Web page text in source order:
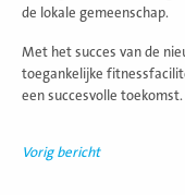
de lokale gemeenschap.
Met het succes van de
toegankelijke
een succesvolle toekomst.
Vorig bericht